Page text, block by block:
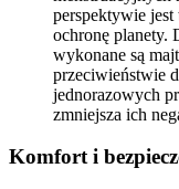
perspektywie jest
ochronę planety.
wykonane są
przeciwieństwie
jednorazowych
zmniejsza ich
Komfort i